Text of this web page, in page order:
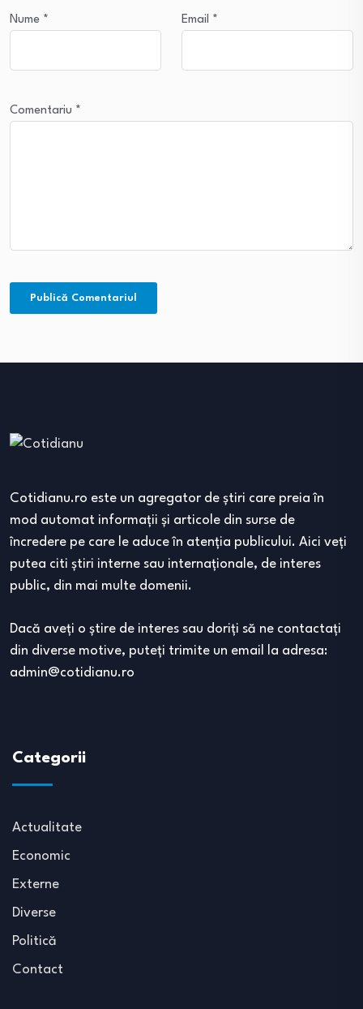
Nume * Email *
Comentariu *
Cotidianu.ro este un agregator de ştiri care preia în
mod automat informaţii şi articole din surse de
încredere pe care le aduce în atenţia publicului. Aici veţi
putea citi ştiri interne sau internaţionale, de interes
public, din mai multe domenii.
Dacă aveţi o ştire de interes sau doriţi să ne contactaţi
din diverse motive, puteţi trimite un email la adresa:
admin@cotidianu.ro
Categorii
Actualitate
Economic
Externe
Diverse
Politică
Contact